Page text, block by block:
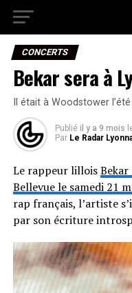
CONCERTS
Bekar sera à
Il était à Woodstower
Publié il y a 9 mois
Par Le Radar
Le rappeur lillois
Bellevue le samedi 21
rap français, l’artiste
par son écriture